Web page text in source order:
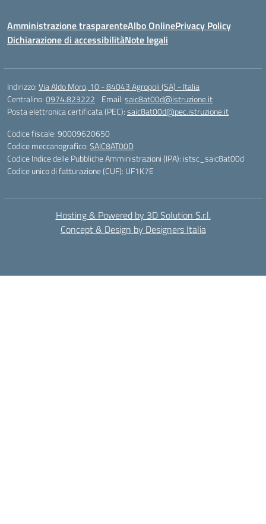
Amministrazione trasparenteAlbo OnlinePrivacy Policy
Dichiarazione di accessibilitàNote legali
Indirizzo:Via Aldo Moro, 10 - 84043 Agropoli (SA) - Italia
Centralino:0974.823222 Email:saic8at00d@istruzione.it
Posta elettronica certificata (PEC):saic8at00d@pec.istruzione.it
Codice fiscale: 90009620650
Codice meccanografico:SAIC8AT00D
Codice Indice delle Pubbliche Amministrazioni (IPA): istsc_saic8at00d
Codice unico di fatturazione (CUF): UF1K7E
Hosting & Powered by 3D Solution S.r.l.
Concept & Design by Designers Italia